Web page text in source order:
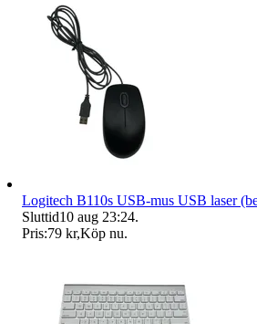
Logitech B110s USB-mus USB laser
Sluttid10 aug 23:24.
Pris:79 kr,Köp nu.